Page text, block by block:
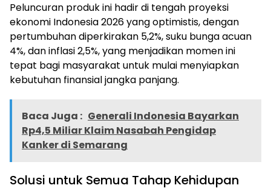
Peluncuran produk ini hadir di tengah proyeksi
ekonomi Indonesia 2026 yang optimistis, dengan
pertumbuhan diperkirakan 5,2%, suku bunga acuan
4%, dan inflasi 2,5%, yang menjadikan momen ini
tepat bagi masyarakat untuk mulai menyiapkan
kebutuhan finansial jangka panjang.
Baca Juga : Generali Indonesia Bayarkan
Rp4,5 Miliar Klaim Nasabah Pengidap
Kanker di Semarang
Solusi untuk Semua Tahap Kehidupan